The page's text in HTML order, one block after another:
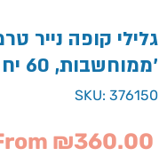
גלילי קופה נייר
ממוחשבות, 60 יח'
SKU: 376150
₪360.00